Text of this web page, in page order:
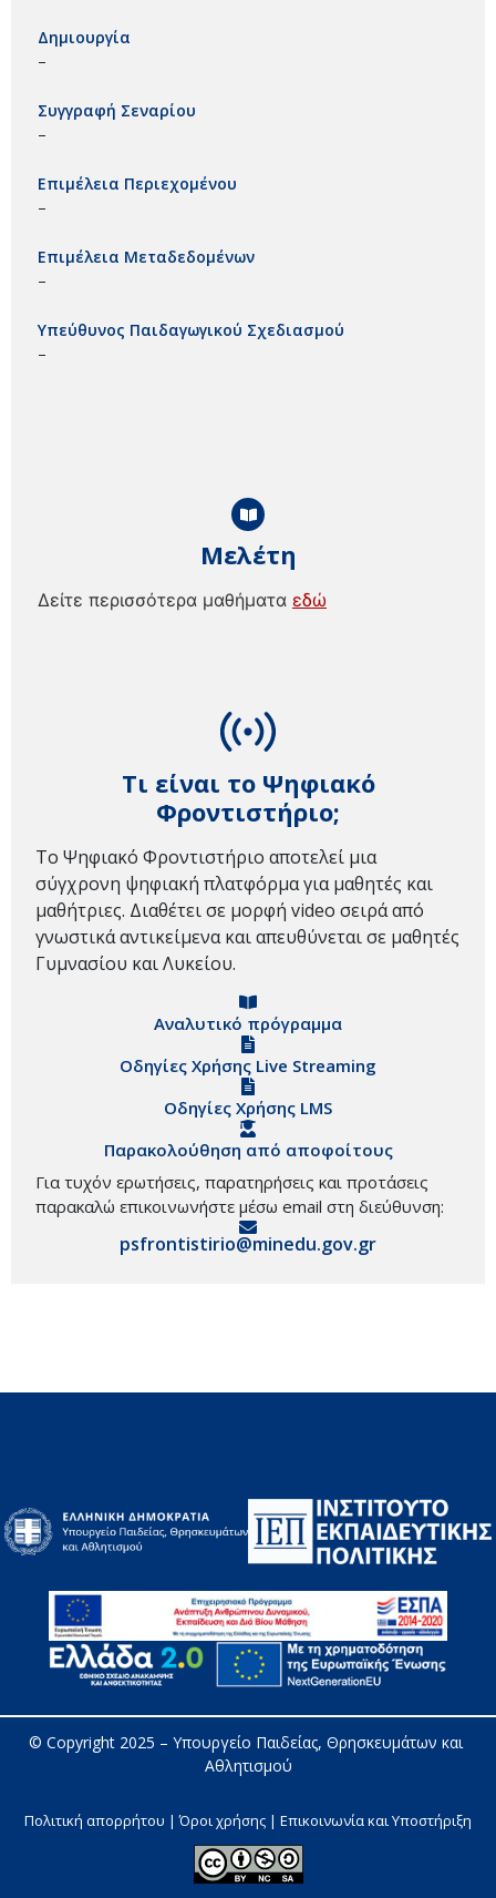
Τι είναι το Ψηφιακό
Φροντιστήριο;
Το Ψηφιακό Φροντιστήριο αποτελεί μια
σύγχρονη ψηφιακή πλατφόρμα για μαθητές και
μαθήτριες. Διαθέτει σε μορφή video σειρά από
γνωστικά αντικείμενα και απευθύνεται σε μαθητές
Γυμνασίου και Λυκείου.
Αναλυτικό πρόγραμμα
Οδηγίες Χρήσης Live Streaming
Οδηγίες Χρήσης LMS
Παρακολούθηση από αποφοίτους
Για τυχόν ερωτήσεις, παρατηρήσεις και προτάσεις
παρακαλώ επικοινωνήστε μέσω email στη διεύθυνση:
psfrontistirio@minedu.gov.gr
Μελέτη
Δείτε περισσότερα μαθήματα εδώ
Δημιουργία
–
Συγγραφή Σεναρίου
–
Επιμέλεια Περιεχομένου
–
Επιμέλεια Μεταδεδομένων
–
Υπεύθυνος Παιδαγωγικού Σχεδιασμού
–
© Copyright 2025 – Υπουργείο Παιδείας, Θρησκευμάτων και
Αθλητισμού
Πολιτική απορρήτου | Όροι χρήσης | Επικοινωνία και Υποστήριξη